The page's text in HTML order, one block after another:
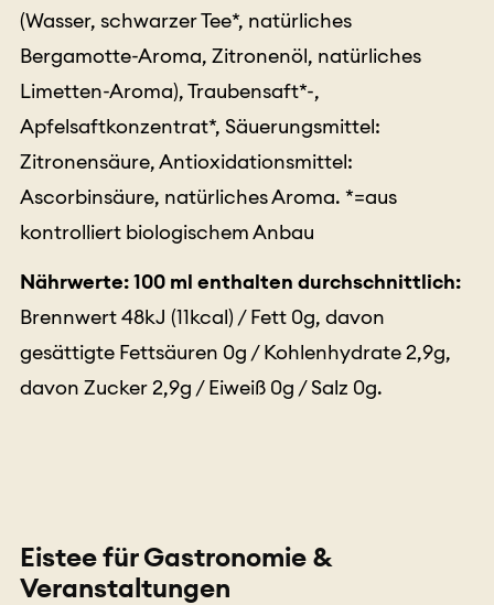
(Wasser, schwarzer Tee*, natürliches
Bergamotte-Aroma, Zitronenöl, natürliches
Limetten-Aroma), Traubensaft*-,
Apfelsaftkonzentrat*, Säuerungsmittel:
Zitronensäure, Antioxidationsmittel:
Ascorbinsäure, natürliches Aroma. *=aus
kontrolliert biologischem Anbau
Nährwerte: 100 ml enthalten durchschnittlich:
Brennwert 48kJ (11kcal) / Fett 0g, davon
gesättigte Fettsäuren 0g / Kohlenhydrate 2,9g,
davon Zucker 2,9g / Eiweiß 0g / Salz 0g.
Eistee für Gastronomie &
Veranstaltungen